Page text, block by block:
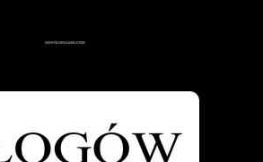
WSPÓŁORGANIZATOR